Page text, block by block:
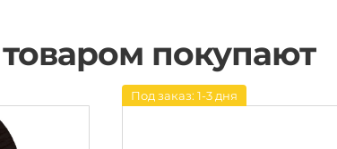
покупают
Под заказ: 1-3 дня